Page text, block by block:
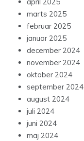
marts 2025
februar 2025
januar 2025
december 2024
november 2024
oktober 2024
september 2024
august 2024
juli 2024
juni 2024
maj 2024